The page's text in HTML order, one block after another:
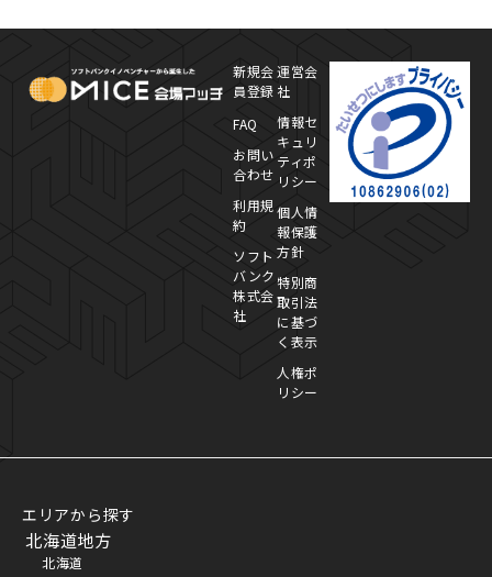
MICE Platform
新規会
員登録
FAQ
お問い
合わせ
利用規
約
ソフト
バンク
株式会
社
運営会
社
情報セ
キュリ
ティポ
リシー
個人情
報保護
方針
特別商
取引法
に基づ
く表示
人権ポ
リシー
エリアから探す
北海道地方
北海道